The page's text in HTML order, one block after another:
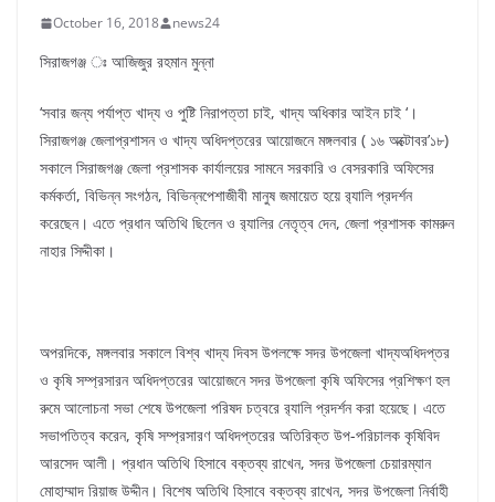
October 16, 2018 news24
সিরাজগঞ্জ ঃ আজিজুর রহমান মুন্না
‘সবার জন্য পর্যাপ্ত খাদ্য ও পুষ্টি নিরাপত্তা চাই, খাদ্য অধিকার আইন চাই ‘।
সিরাজগঞ্জ জেলাপ্রশাসন ও খাদ্য অধিদপ্তরের আয়োজনে মঙ্গলবার ( ১৬ অক্টোবর’১৮)
সকালে সিরাজগঞ্জ জেলা প্রশাসক কার্যালয়ের সামনে সরকারি ও বেসরকারি অফিসের
কর্মকর্তা, বিভিন্ন সংগঠন, বিভিন্নপেশাজীবী মানুষ জমায়েত হয়ে র‍্যালি প্রদর্শন
করেছেন। এতে প্রধান অতিথি ছিলেন ও র‍্যালির নেতৃত্ব দেন, জেলা প্রশাসক কামরুন
নাহার সিদ্দীকা।
অপরদিকে, মঙ্গলবার সকালে বিশ্ব খাদ্য দিবস উপলক্ষে সদর উপজেলা খাদ্যঅধিদপ্তর
ও কৃষি সম্প্রসারন অধিদপ্তরের আয়োজনে সদর উপজেলা কৃষি অফিসের প্রশিক্ষণ হল
রুমে আলোচনা সভা শেষে উপজেলা পরিষদ চত্বরে র‍্যালি প্রদর্শন করা হয়েছে। এতে
সভাপতিত্ব করেন, কৃষি সম্প্রসারণ অধিদপ্তরের অতিরিক্ত উপ-পরিচালক কৃষিবিদ
আরসেদ আলী। প্রধান অতিথি হিসাবে বক্তব্য রাখেন, সদর উপজেলা চেয়ারম্যান
মোহাম্মাদ রিয়াজ উদ্দীন। বিশেষ অতিথি হিসাবে বক্তব্য রাখেন, সদর উপজেলা নির্বাহী